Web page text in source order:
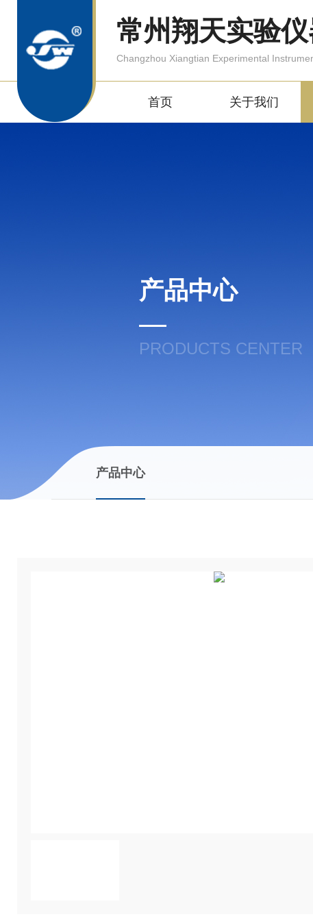
常州翔天实验
Changzhou Xiangtian Experimental
首页 关于我们
产品中心
PRODUCTS CENTER
产品中心